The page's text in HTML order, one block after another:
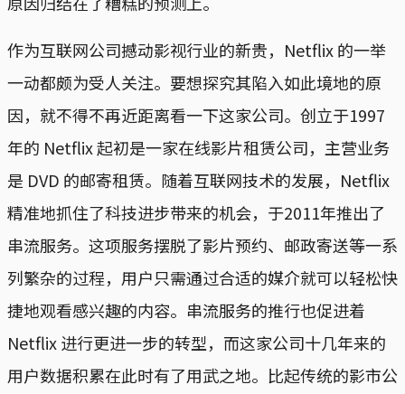
作为互联网公司撼动影视行业的新贵，Netflix 的一举
一动都颇为受人关注。要想探究其陷入如此境地的原
因，就不得不再近距离看一下这家公司。创立于1997
年的 Netflix 起初是一家在线影片租赁公司，主营业务
是 DVD 的邮寄租赁。随着互联网技术的发展，Netflix
精准地抓住了科技进步带来的机会，于2011年推出了
串流服务。这项服务摆脱了影片预约、邮政寄送等一系
列繁杂的过程，用户只需通过合适的媒介就可以轻松快
捷地观看感兴趣的内容。串流服务的推行也促进着
Netflix 进行更进一步的转型，而这家公司十几年来的
用户数据积累在此时有了用武之地。比起传统的影市公